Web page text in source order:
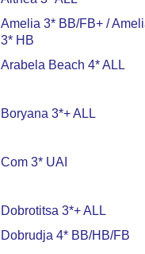
Amelia 3* BB/FB+ /
3* HB
Arabela Beach 4* ALL
Boryana 3*+ ALL
Com 3* UAI
Dobrotitsa 3*+ ALL
Dobrudja 4* BB/HB/FB